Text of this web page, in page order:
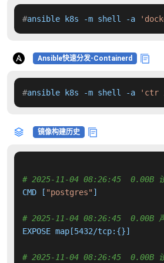
#ansible k8s -m shell -a
Ansible快速分发-Containerd
#ansible k8s -m shell -a 'ctr
镜像构建历史
# 2025-11-04 08:26:45  0.00B 设
CMD [ "postgres" ]
# 2025-11-04 08:26:45  0.00B 声
EXPOSE map[5432/tcp:{}]
# 2025-11-04 08:26:45  0.00B 设